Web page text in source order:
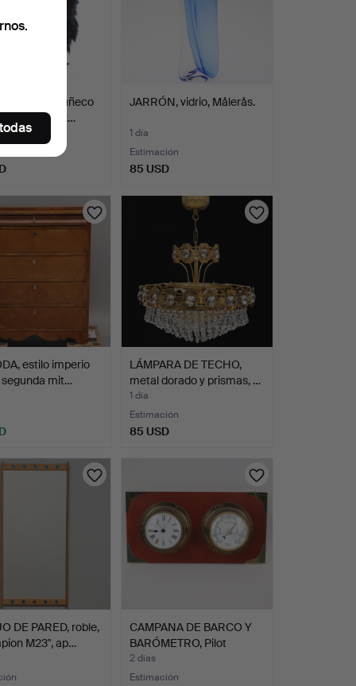
FAUNI, muñeco
Mumin, "Stink…
JARRÓN, vidrio, Målerås.
1 día
Estimación
85 USD
estilo imperio
mit…
LÁMPARA DE TECHO,
metal dorado y prismas, …
1 día
Estimación
85 USD
DE PARED, roble,
M23", ap…
CAMPANA DE BARCO Y
BARÓMETRO, Pilot
Marine…
2 días
Estimación